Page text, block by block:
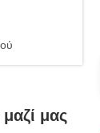
μας